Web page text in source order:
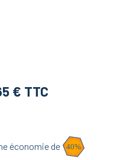
€ TTC
économie de 40%